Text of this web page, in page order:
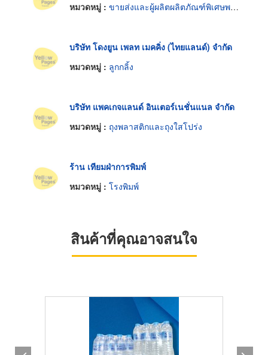
หมวดหมู่ : ขายส่งและผู้ผลิตผลิตภัณฑ์พิเศษพลาสติก
บริษัท โดงยูน เพลท เมคคิ่ง (ไทยแลนด์) จำกัด
หมวดหมู่ : ลูกกลิ้ง
บริษัท แพคเกจแลนด์ อินเตอร์เนชั่นแนล จำกัด
หมวดหมู่ : ถุงพลาสติกและถุงใสโปร่ง
ร้าน เทียมฝ่าการพิมพ์
หมวดหมู่ : โรงพิมพ์
สินค้าที่คุณอาจสนใจ